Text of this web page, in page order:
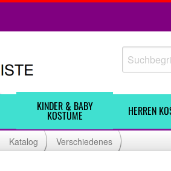
KINDER & BABY
KOSTÜME HERREN
Katalog Verschiedenes